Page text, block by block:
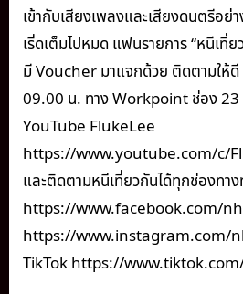
เข้ากับเสียงเพลงและเสียงดนตรีอย่
เริ่ดเต็มไปหมด แฟนรายการ “หนีเที่
มี Voucher มาแจกด้วย ติดตามให้ดี
09.00 น. ทาง Workpoint ช่อง 23
YouTube FlukeLee
https://www.youtube.com/c/
และติดตามหนีเที่ยวกันได้ทุกช่องทา
https://www.facebook.com/
https://www.instagram.com/
TikTok https://